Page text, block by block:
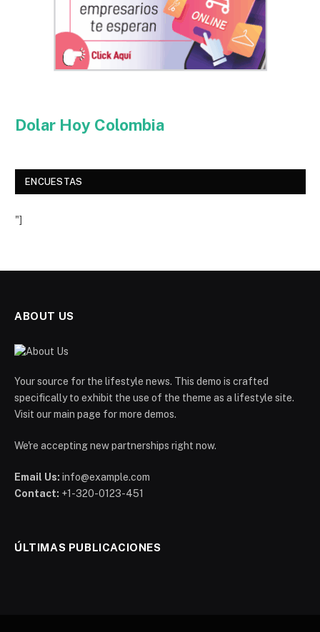
Dolar Hoy Colombia
ENCUESTAS
"]
ABOUT US
Your source for the lifestyle news. This demo is crafted
specifically to exhibit the use of the theme as a lifestyle site.
Visit our main page for more demos.
We're accepting new partnerships right now.
Email Us: info@example.com
Contact: +1-320-0123-451
ÚLTIMAS PUBLICACIONES